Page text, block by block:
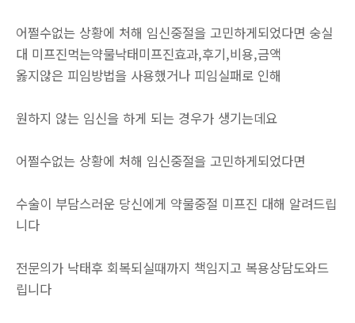
어쩔수없는 상황에 처해 임신중절을 고민하게되었다면 숭실
대 미프진먹는약물낙태미프진효과,후기,비용,금액
옳지않은 피임방법을 사용했거나 피임실패로 인해
원하지 않는 임신을 하게 되는 경우가 생기는데요
어쩔수없는 상황에 처해 임신중절을 고민하게되었다면
수술이 부담스러운 당신에게 약물중절 미프진 대해 알려드립
니다
전문의가 낙태후 회복되실때까지 책임지고 복용상담도와드
립니다